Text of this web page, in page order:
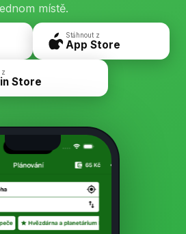
místě.
Stáhnout z
App Store
z
Store